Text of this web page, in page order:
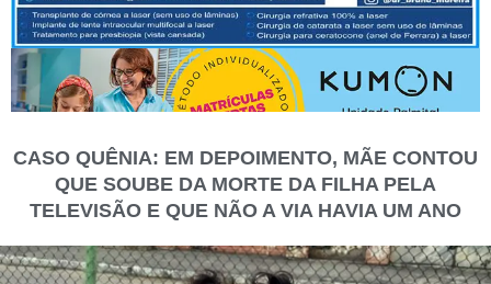
CASO QUÊNIA: EM DEPOIMENTO, MÃE CONTOU
QUE SOUBE DA MORTE DA FILHA PELA
TELEVISÃO E QUE NÃO A VIA HAVIA UM ANO